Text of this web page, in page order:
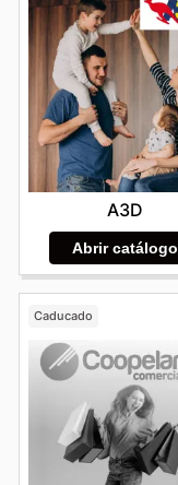
A3D
Abrir catálogo
Caducado